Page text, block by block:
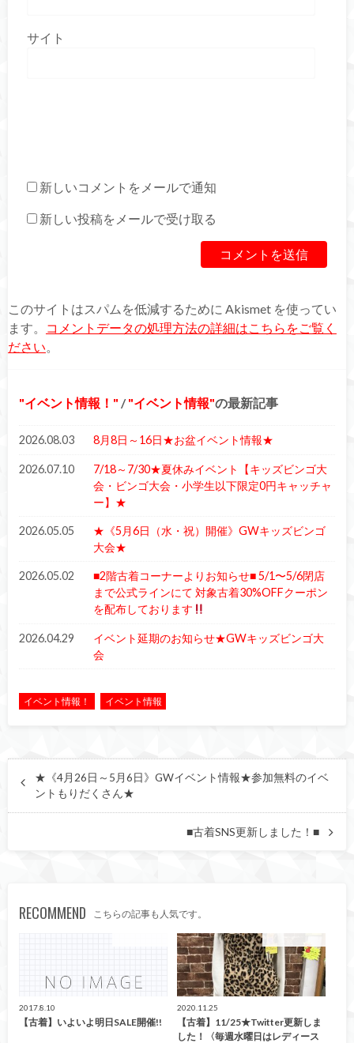
サイト
新しいコメントをメールで通知
新しい投稿をメールで受け取る
このサイトはスパムを低減するために Akismet を使ってい
ます。
コメントデータの処理方法の詳細はこちらをご覧く
ださい
イベント情報！ / イベント情報 の最新記事
2026.08.03 8月8日～16日★お盆イベント情報★
2026.07.10
7/18～7/30★夏休みイベント【キッズビンゴ大
会・ビンゴ大会・小学生以下限定0円キャッチャ
ー】★
2026.05.05
★《5月6日（水・祝）開催》GWキッズビンゴ
大会★
2026.05.02
■2階古着コーナーよりお知らせ■ 5/1〜5/6閉店
まで公式ラインにて 対象古着30%OFFクーポン
を配布しております
2026.04.29
イベント延期のお知らせ★GWキッズビンゴ大
会
イベント情報！ イベント情報
★《4月26日～5月6日》GWイベント情報★参加無料のイベ
ントもりだくさん★
■古着SNS更新しました！■
RECOMMEND こちらの記事も人気です。
2017.8.10
【古着】いよいよ明日SALE開催!!
2020.11.25
【古着】11/25★Twitter更新しま
した！〈毎週水曜日はレディース